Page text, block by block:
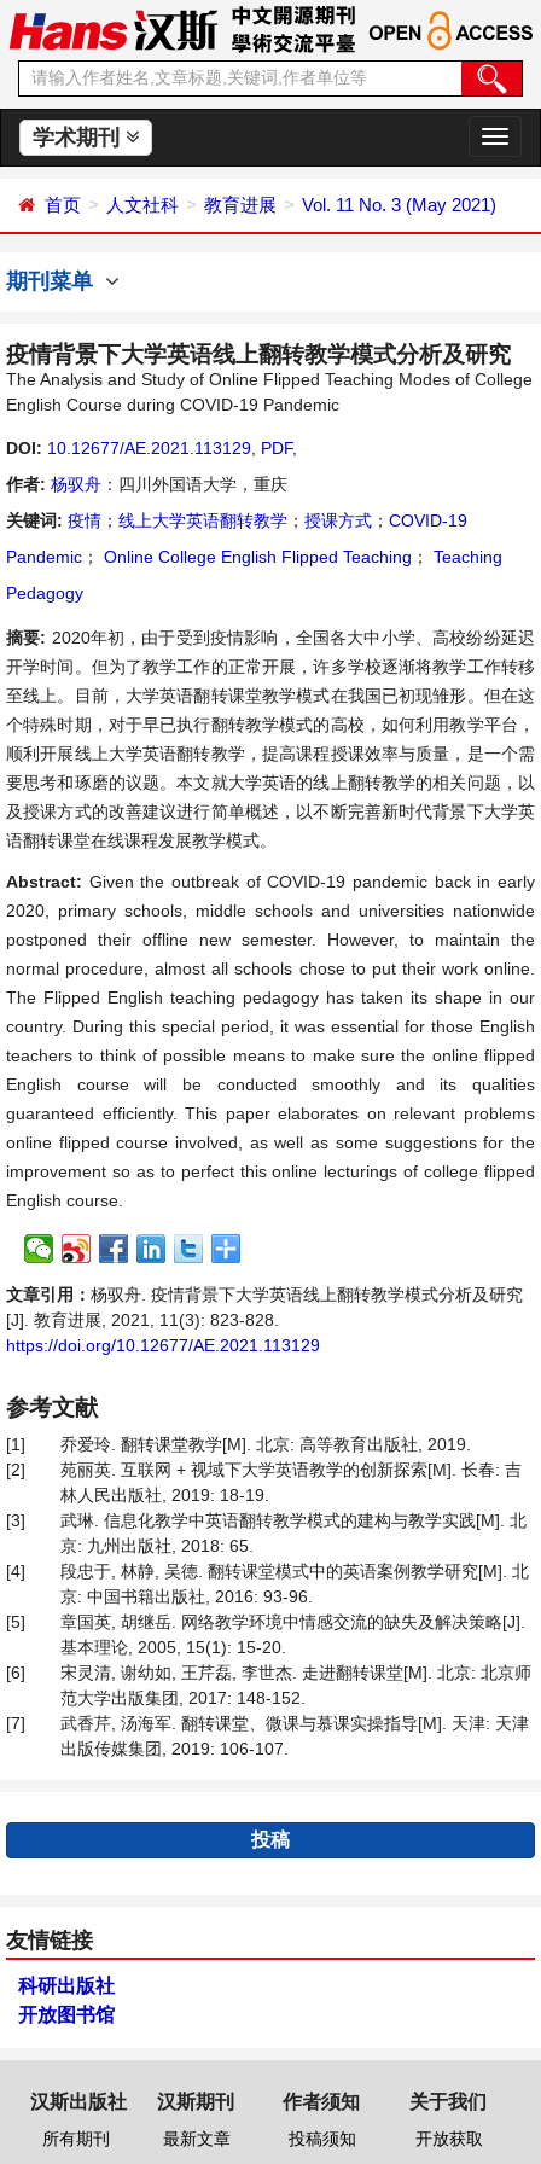
学术期刊
切
换
航
首页 人文社科 教育进展 Vol. 11 No. 3 (May 2021)
期刊菜单
疫情背景下大学英语线上翻转教学模式分析及研究
The Analysis and Study of Online Flipped Teaching Modes of College
English Course during COVID-19 Pandemic
DOI: 10.12677/AE.2021.113129 PDF,
作者: 杨驭舟 ：四川外国语大学，重庆
关键词: 疫情 ； 线上大学英语翻转教学 ； 授课方式 ； COVID-19
Pandemic ； Online College English Flipped Teaching ；
Teaching
Pedagogy
摘要: 2020年初，由于受到疫情影响，全国各大中小学、高校纷纷延迟
开学时间。但为了教学工作的正常开展，许多学校逐渐将教学工作转移
至线上。目前，大学英语翻转课堂教学模式在我国已初现雏形。但在这
个特殊时期，对于早已执行翻转教学模式的高校，如何利用教学平台，
顺利开展线上大学英语翻转教学，提高课程授课效率与质量，是一个需
要思考和琢磨的议题。本文就大学英语的线上翻转教学的相关问题，以
及授课方式的改善建议进行简单概述，以不断完善新时代背景下大学英
语翻转课堂在线课程发展教学模式。
Abstract: Given the outbreak of COVID-19 pandemic back in early
2020, primary schools, middle schools and universities nationwide
postponed their offline new semester. However, to maintain the
normal procedure, almost all schools chose to put their work online.
The Flipped English teaching pedagogy has taken its shape in our
country. During this special period, it was essential for those English
teachers to think of possible means to make sure the online flipped
English course will be conducted smoothly and its qualities
guaranteed efficiently. This paper elaborates on relevant problems
online flipped course involved, as well as some suggestions for the
improvement so as to perfect this online lecturings of college flipped
English course.
文章引用： 杨驭舟. 疫情背景下大学英语线上翻转教学模式分析及研究
[J]. 教育进展, 2021, 11(3): 823-828.
https://doi.org/10.12677/AE.2021.113129
参考文献
[1]
乔爱玲. 翻转课堂教学[M]. 北京: 高等教育出版社, 2019.
[2]
苑丽英. 互联网 + 视域下大学英语教学的创新探索[M]. 长春: 吉
林人民出版社, 2019: 18-19.
[3]
武琳. 信息化教学中英语翻转教学模式的建构与教学实践[M]. 北
京: 九州出版社, 2018: 65.
[4]
段忠于, 林静, 吴德. 翻转课堂模式中的英语案例教学研究[M]. 北
京: 中国书籍出版社, 2016: 93-96.
[5]
章国英, 胡继岳. 网络教学环境中情感交流的缺失及解决策略[J].
基本理论, 2005, 15(1): 15-20.
[6]
宋灵清, 谢幼如, 王芹磊, 李世杰. 走进翻转课堂[M]. 北京: 北京师
范大学出版集团, 2017: 148-152.
[7]
武香芹, 汤海军. 翻转课堂、微课与慕课实操指导[M]. 天津: 天津
出版传媒集团, 2019: 106-107.
投稿
友情链接
科研出版社
开放图书馆
汉斯出版社
所有期刊
汉斯期刊
最新文章
作者须知
投稿须知
关于我们
开放获取